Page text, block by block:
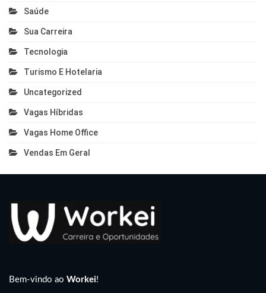
Saúde
Sua Carreira
Tecnologia
Turismo E Hotelaria
Uncategorized
Vagas Híbridas
Vagas Home Office
Vendas Em Geral
Bem-vindo ao Workei!